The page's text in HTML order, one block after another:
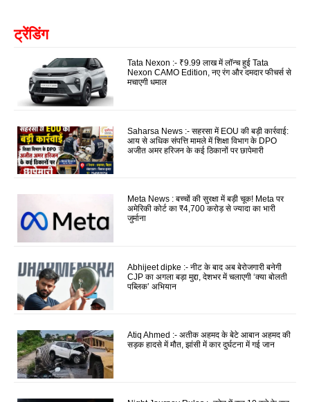
ट्रेंडिंग
Tata Nexon :- ₹9.99 लाख में लॉन्च हुई Tata
Nexon CAMO Edition, नए रंग और दमदार फीचर्स से
मचाएगी धमाल
Saharsa News :- सहरसा में EOU की बड़ी कार्रवाई:
आय से अधिक संपत्ति मामले में शिक्षा विभाग के DPO
अजीत अमर हरिजन के कई ठिकानों पर छापेमारी
Meta News : बच्चों की सुरक्षा में बड़ी चूक! Meta पर
अमेरिकी कोर्ट का ₹4,700 करोड़ से ज्यादा का भारी
जुर्माना
Abhijeet dipke :- नीट के बाद अब बेरोजगारी बनेगी
CJP का अगला बड़ा मुद्दा, देशभर में चलाएगी ‘क्या बोलती
पब्लिक’ अभियान
Atiq Ahmed :- अतीक अहमद के बेटे आबान अहमद की
सड़क हादसे में मौत, झांसी में कार दुर्घटना में गई जान